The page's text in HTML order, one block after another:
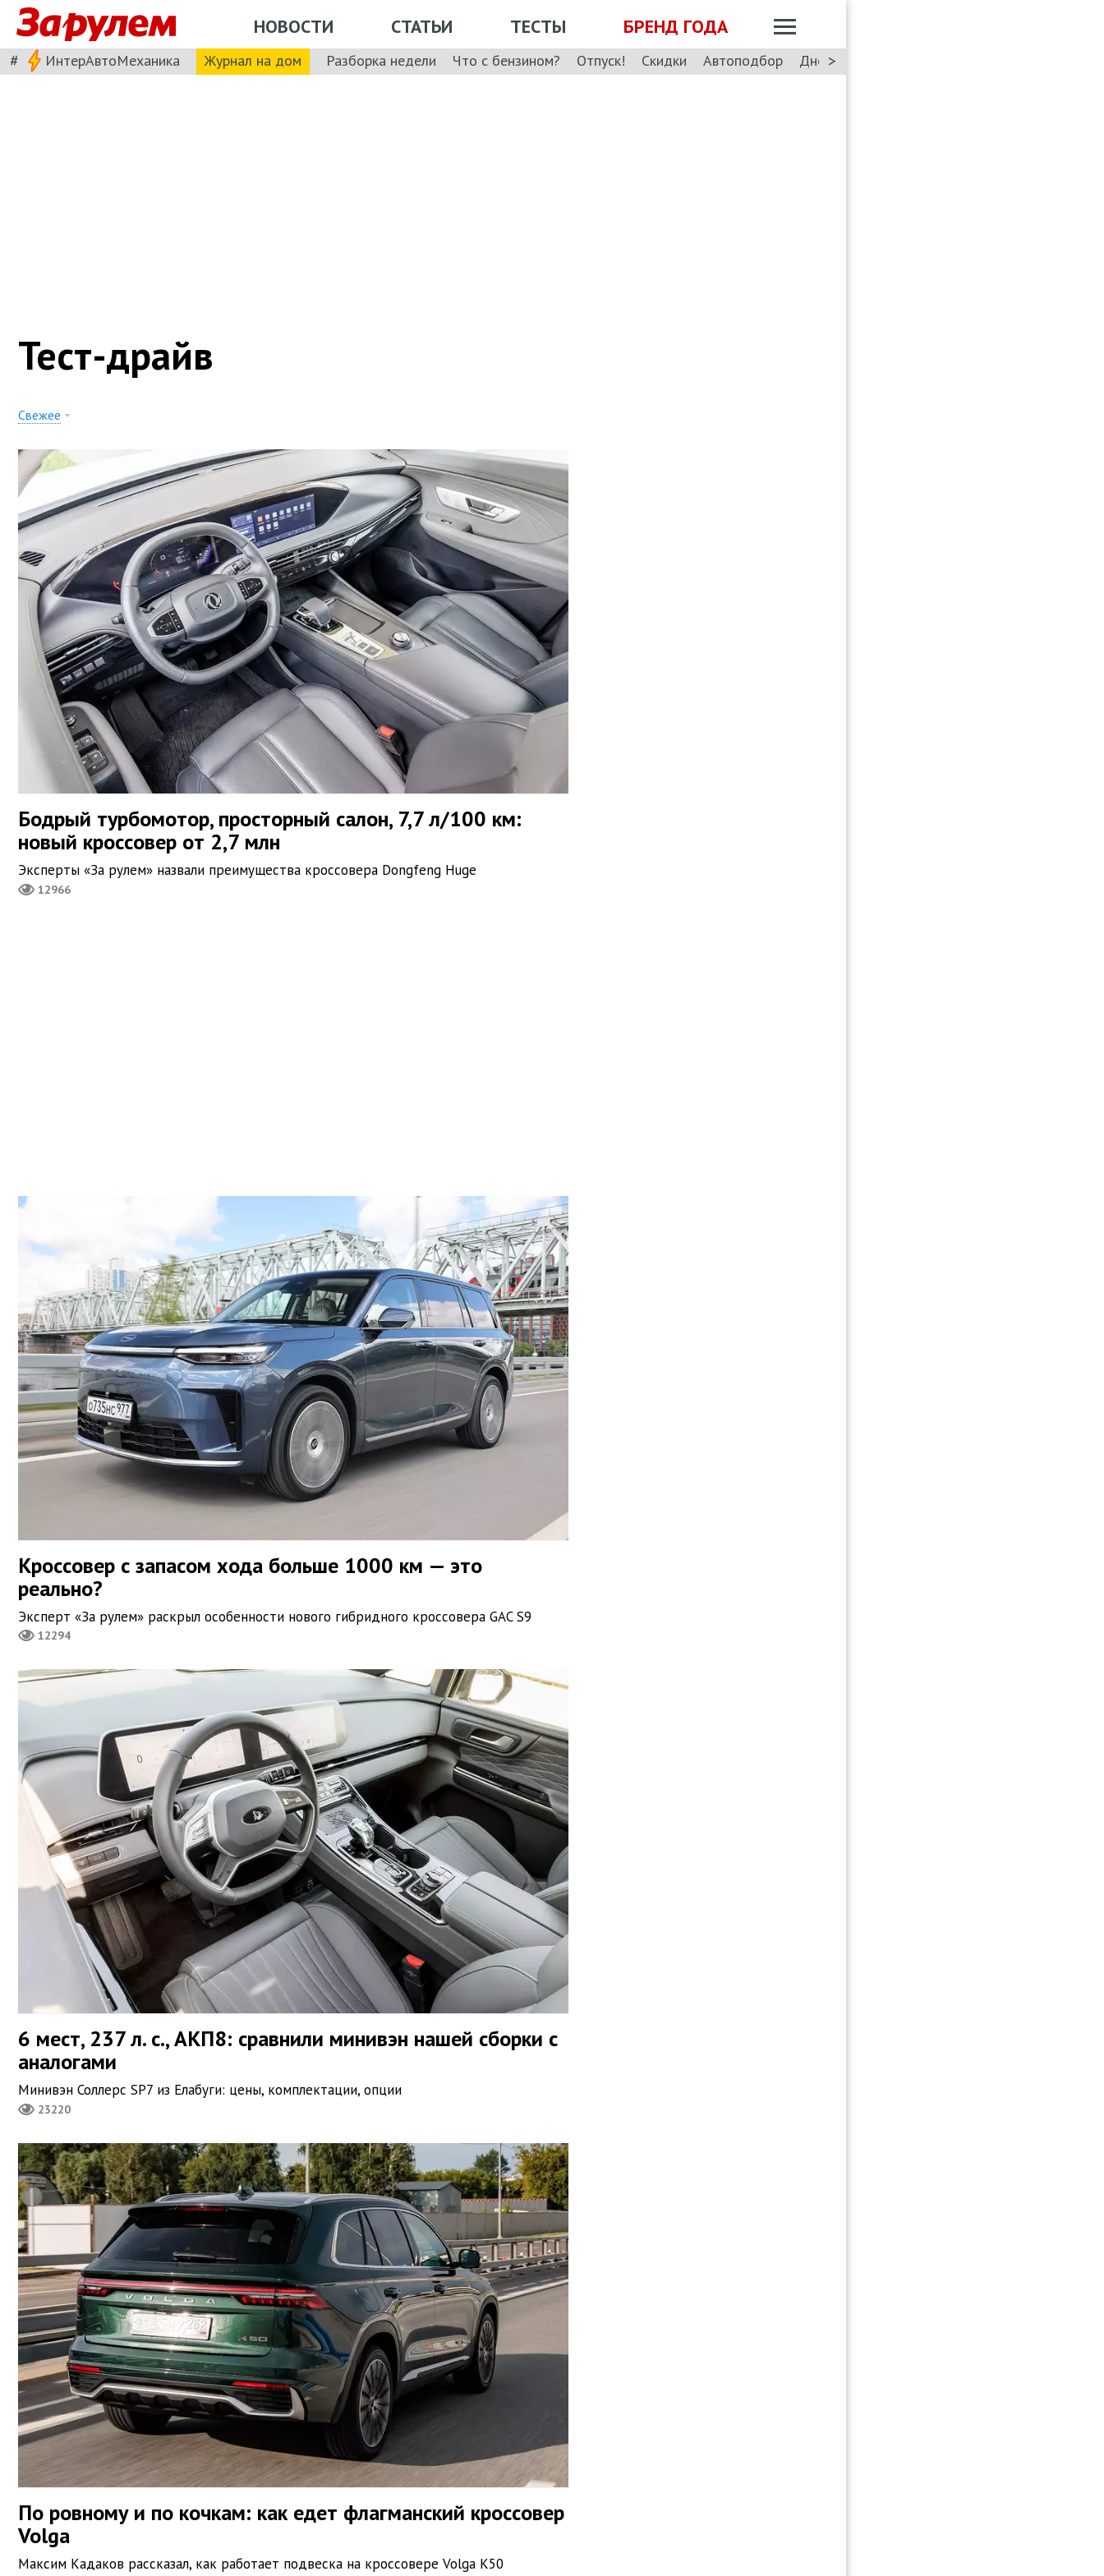
НОВОСТИ СТАТЬИ ТЕСТЫ БРЕНД ГОДА
# ИнтерАвтоМеханика Журнал на дом Разборка недели Что с бензином? Отпуск! Скидки Автоподбор Дневник: Лада Искра
>
Тест-драйв
Свежее
Бодрый турбомотор, просторный салон, 7,7 л/100 км:
новый кроссовер от 2,7 млн
Эксперты «За рулем» назвали преимущества кроссовера Dongfeng Huge
12966
Кроссовер с запасом хода больше 1000 км — это
реально?
Эксперт «За рулем» раскрыл особенности нового гибридного кроссовера GAC S9
12294
6 мест, 237 л. с., АКП8: сравнили минивэн нашей сборки с
аналогами
Минивэн Соллерс SP7 из Елабуги: цены, комплектации, опции
23220
По ровному и по кочкам: как едет флагманский кроссовер
Volga
Максим Кадаков рассказал, как работает подвеска на кроссовере Volga K50